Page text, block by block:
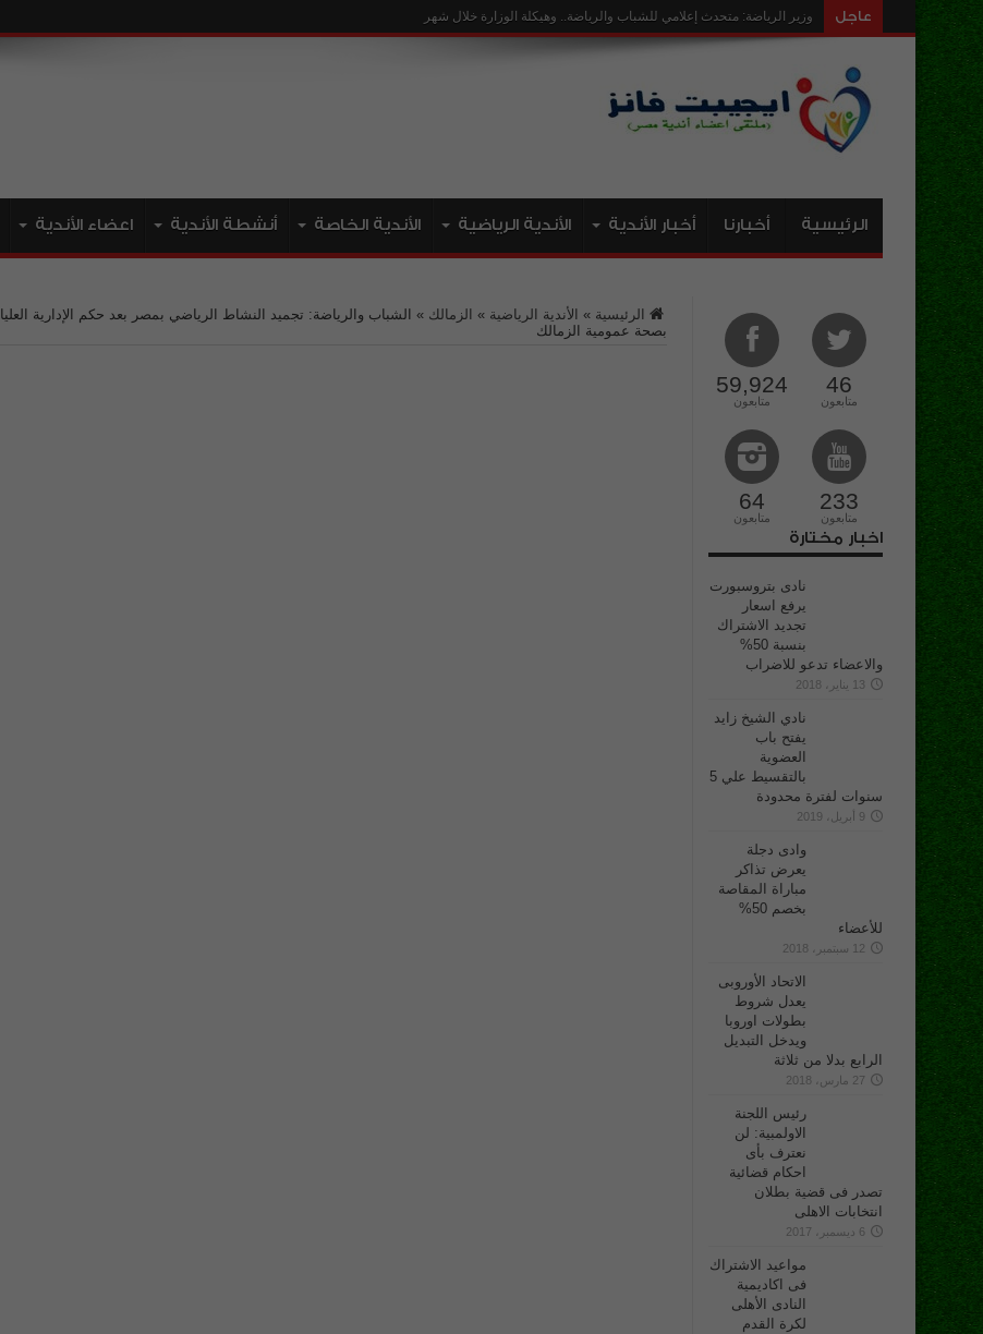
عاجل ارض نادى رويال حق
الرئيسية أخبارنا أخبار الأندية الأندية الرياضية الأندية الخاصة أنشطة الأندية اعضاء الأندية
الرئيسية » الأندية الرياضية » الزمالك » الشباب والرياضة: تجميد النشاط الرياضي بمصر بعد حكم الإدارية العليا
بصحة عمومية الزمالك
46
متابعون
59,924
متابعون
233
متابعون
64
متابعون
اخبار مختارة
نادى بتروسبورت
يرفع اسعار
تجديد الاشتراك
بنسبة 50%
والاعضاء تدعو للاضراب
13 يناير، 2018
نادي الشيخ زايد
يفتح باب
العضوية
بالتقسيط علي 5
سنوات لفترة محدودة
9 أبريل، 2019
وادى دجلة
يعرض تذاكر
مباراة المقاصة
بخصم 50%
للأعضاء
12 سبتمبر، 2018
الاتحاد الأوروبى
يعدل شروط
بطولات اوروبا
ويدخل التبديل
الرابع بدلا من ثلاثة
27 مارس، 2018
رئيس اللجنة
الاولمبية: لن
نعترف بأى
احكام قضائية
تصدر فى قضية بطلان
انتخابات الاهلى
6 ديسمبر، 2017
مواعيد الاشتراك
فى اكاديمية
النادى الأهلى
لكرة القدم